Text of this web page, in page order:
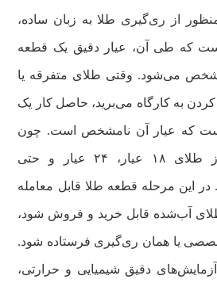
از ری‌گیری طلا به زبان ساده،
است که طی آن، عیار دقیق یک قطعه
می‌شود. وقتی طلای متفرقه یا
به کارگاه می‌برید، حاصل کار یک
که عیار آن نامشخص است. چون
ممکن است ترکیبی از طلای ۱۸ عیار، ۲۴ عیار و حتی
در این مرحله قطعه طلا قابل معامله
آب‌شده قابل خرید و فروش شود،
تخصصی یا همان ری‌گیری فرستاده شود.
دقیق شیمیایی و حرارتی،